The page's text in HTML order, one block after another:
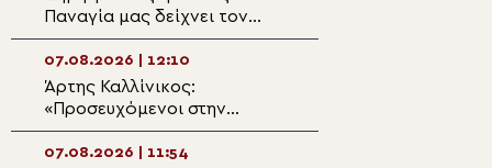
Παναγία μας δείχνει τον
δρόμο της ταπείνωσης και
της σιωπής»
07.08.2026 | 12:10
Άρτης Καλλίνικος:
«Προσευχόμενοι στην
Παναγία, συναντάμε τον
Χριστό»
07.08.2026 | 11:54